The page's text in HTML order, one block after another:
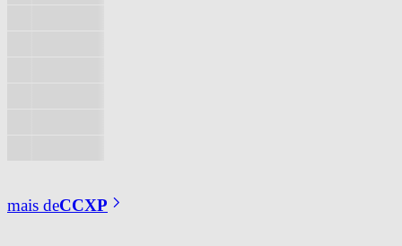
mais deCCXP